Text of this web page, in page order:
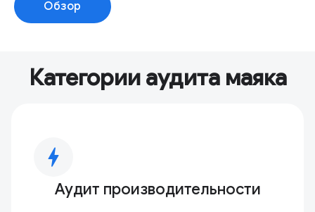
Обзор
Категории аудита маяка
bolt
Аудит производительности